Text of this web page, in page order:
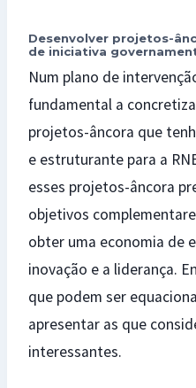
Desenvolver projetos-
de iniciativa
Num plano de
fundamental a
projetos-âncora que
e estruturante para a
esses projetos-âncora
objetivos
obter uma economia de
inovação e a liderança.
que podem ser
apresentar as que
interessantes.